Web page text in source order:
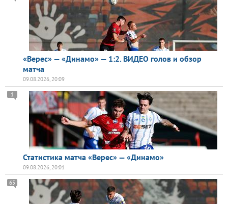
«Верес» — «Динамо» — 1:2. ВИДЕО голов и обзор
матча
09.08.2026, 20:09
Статистика матча «Верес» — «Динамо»
1
09.08.2026, 20:01
65